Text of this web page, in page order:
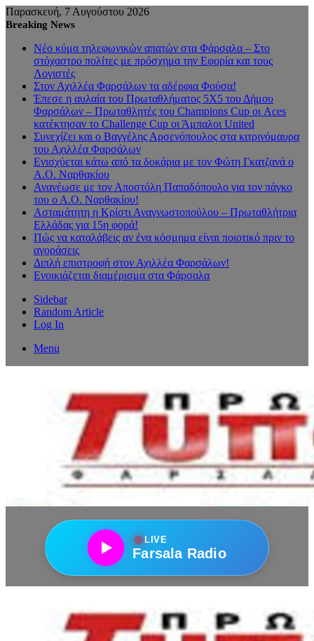
Παρασκευή, 7 Αυγούστου 2026
Breaking News
Νέο κύμα τηλεφωνικών απατών στα Φάρσαλα – Στο
στόχαστρο πολίτες με πρόσχημα την Εφορία και τους
Λογιστές
Στον Αχιλλέα Φαρσάλων τα αδέρφια Φούσα!
Έπεσε η αυλαία του Πρωταθλήματος 5Χ5 του Δήμου
Φαρσάλων – Πρωταθλητές του Champions Cup οι Aces
κατέκτησαν το Challenge Cup οι Άμπαλοι United
Συνεχίζει και ο Βαγγέλης Αρσενόπουλος στα κιτρινόμαυρα
του Αχιλλέα Φαρσάλων
Ενισχύεται κάτω από τα δοκάρια με τον Φώτη Γκατζανά ο
Α.Ο. Ναρθακίου
Ανανέωσε με τον Αποστόλη Παπαδόπουλο για τον πάγκο
του ο Α.Ο. Ναρθακίου!
Ασταμάτητη η Κρίστι Αναγνωστοπούλου – Πρωταθλήτρια
Ελλάδας για 15η φορά!
Πώς να καταλάβεις αν ένα κόσμημα είναι ποιοτικό πριν το
αγοράσεις
Διπλή επιστροφή στον Αχιλλέα Φαρσάλων!
Ενοικιάζεται διαμέρισμα στα Φάρσαλα
Sidebar
Random Article
Log In
Menu
●LIVE
Farsala Radio